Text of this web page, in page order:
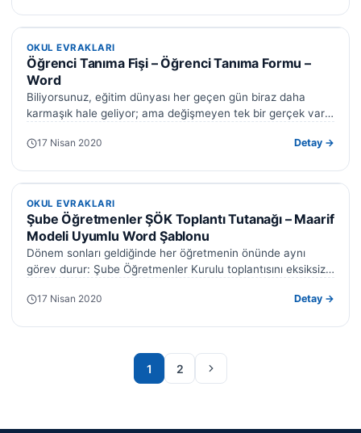
OKUL EVRAKLARI
OKUL EVRAKLARI
Öğrenci Tanıma Fişi – Öğrenci Tanıma Formu –
Word
Biliyorsunuz, eğitim dünyası her geçen gün biraz daha
karmaşık hale geliyor; ama değişmeyen tek bir gerçek var:
17 Nisan 2020 Detay →
OKUL EVRAKLARI
OKUL EVRAKLARI
Şube Öğretmenler ŞÖK Toplantı Tutanağı – Maarif
Modeli Uyumlu Word Şablonu
Dönem sonları geldiğinde her öğretmenin önünde aynı
görev durur: Şube Öğretmenler Kurulu toplantısını eksiksiz
17 Nisan 2020 Detay →
1 2
Sonraki sayfa